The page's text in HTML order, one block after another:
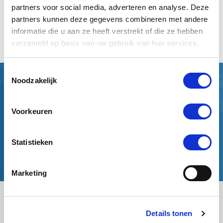
partners voor social media, adverteren en analyse. Deze
partners kunnen deze gegevens combineren met andere
informatie die u aan ze heeft verstrekt of die ze hebben
verzameld op basis van uw gebruik van hun services.
Noodzakelijk
Voorkeuren
Statistieken
Marketing
Details tonen
"Ons pakketje binnen no-time veilig
aangekomen in Amerika!"